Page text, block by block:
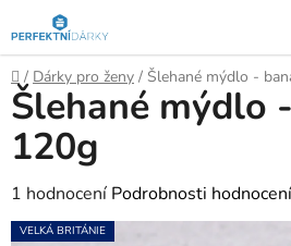
na
obsah
Domů
/ Dárky pro ženy / Šlehané mýdlo -
Šlehané mýdlo
120g
Průměrné
hodnocení
1 hodnocení Podrobnosti hodnocení
VELKÁ BRITÁNIE